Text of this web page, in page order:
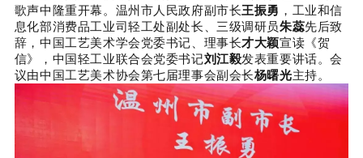
歌声中隆重开幕。 温州市人民政府副市长王振勇 ，工业和信
息化部消费品工业司轻工处副处长、三级调研员朱蕊先后致
辞，中国工艺美术学会党委书记、理事长才大颖宣读《贺
信》，中国轻工业联合会党委书记刘江毅发表重要讲话。会
议由中国工艺美术协会第七届理事会副会长杨曙光主持。